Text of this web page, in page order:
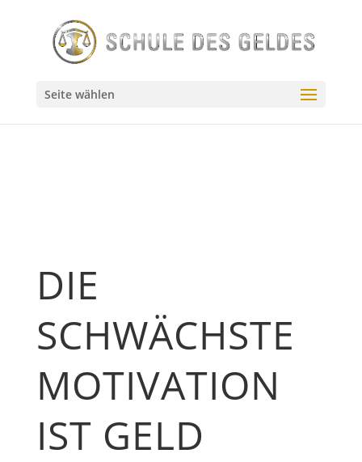
by user10201522, modified by community. See post
'Timeline' for change history // Retrieved 2026-07-23,
Seite wählen
DIE
SCHWÄCHSTE
MOTIVATION
IST GELD